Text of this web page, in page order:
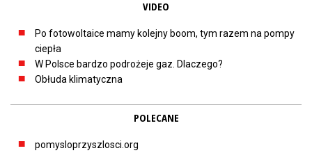
VIDEO
Po fotowoltaice mamy kolejny boom, tym razem na pompy
ciepła
W Polsce bardzo podrożeje gaz. Dlaczego?
Obłuda klimatyczna
POLECANE
pomysloprzyszlosci.org